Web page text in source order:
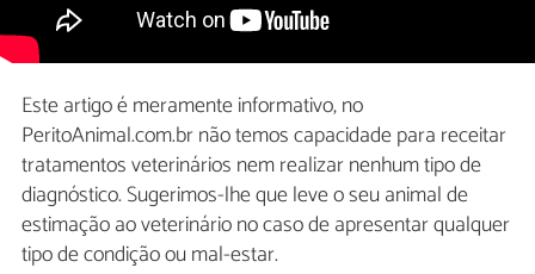
Este artigo é meramente informativo, no
PeritoAnimal.com.br não temos capacidade para receitar
tratamentos veterinários nem realizar nenhum tipo de
diagnóstico. Sugerimos-lhe que leve o seu animal de
estimação ao veterinário no caso de apresentar qualquer
tipo de condição ou mal-estar.